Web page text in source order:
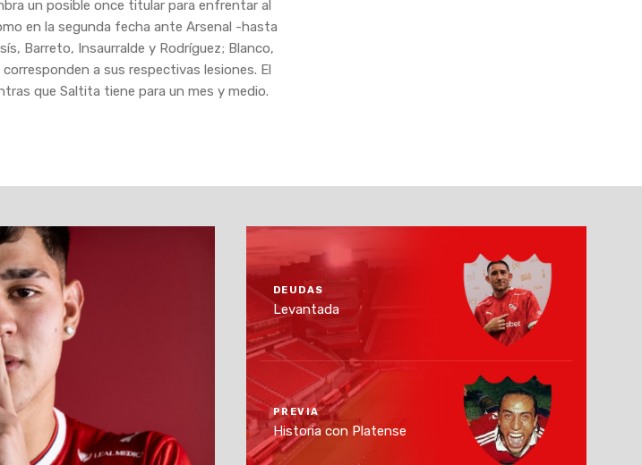
un posible once titular para enfrentar al
en la segunda fecha ante Arsenal -hasta
Barreto, Insaurralde y Rodríguez; Blanco,
a sus respectivas lesiones. El
que Saltita tiene para un mes y medio.
DEUDAS
Levantada
PREVIA
Historia con Platense